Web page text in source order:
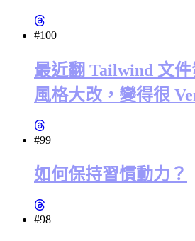
#100
最近翻 Tailwind 文
風格大改，變得很
#99
如何保持習慣動力？
#98